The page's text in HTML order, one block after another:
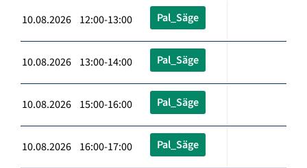
10.08.2026 12:00-13:00 Pal_Säge
10.08.2026 13:00-14:00 Pal_Säge
10.08.2026 15:00-16:00 Pal_Säge
10.08.2026 16:00-17:00 Pal_Säge